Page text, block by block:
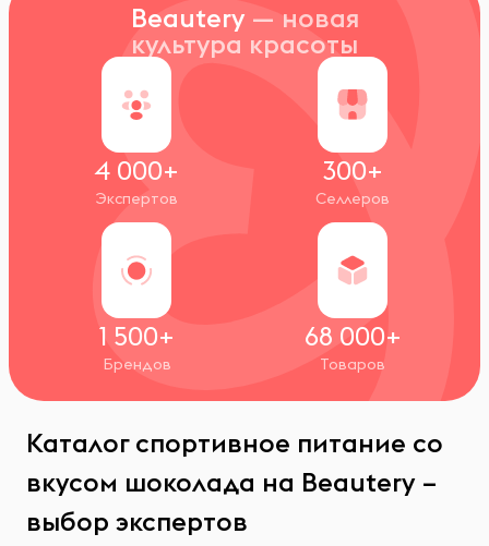
Beautery — новая
культура красоты
4 000+
Экспертов
300+
Селлеров
1 500+
Брендов
68 000+
Товаров
Каталог спортивное питание со
вкусом шоколада на Beautery –
выбор экспертов